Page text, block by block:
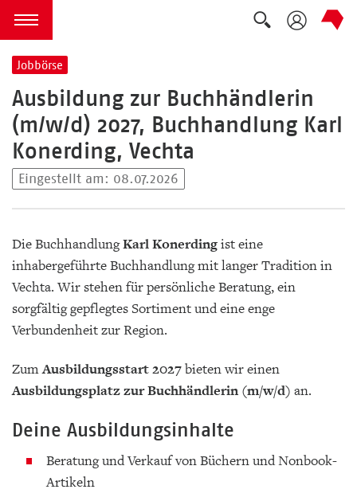
zum Inhalt springen
Menü öffnen
Suche
Jobbörse
Ausbildung zur Buchhändlerin
(m/w/d) 2027, Buchhandlung Karl
Konerding, Vechta
Eingestellt am: 08.07.2026
Die BuchhandlungKarl Konerdingist eine
inhabergeführte Buchhandlung mit langer Tradition in
Vechta. Wir stehen für persönliche Beratung, ein
sorgfältig gepflegtes Sortiment und eine enge
Verbundenheit zur Region.
ZumAusbildungsstart 2027bieten wir einen
Ausbildungsplatz zur Buchhändlerin (m/w/d) an.
Deine Ausbildungsinhalte
Beratung und Verkauf von Büchern und Nonbook-
Artikeln